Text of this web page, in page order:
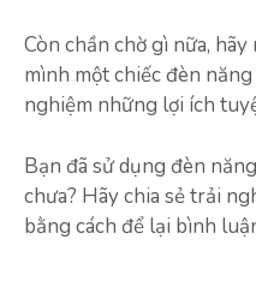
Còn chần chờ gì nữa,
mình một chiếc đèn
nghiệm những lợi ích
Bạn đã sử dụng đèn
chưa? Hãy chia sẻ trải
bằng cách để lại bình